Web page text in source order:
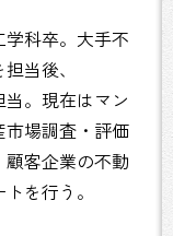
科卒。大手不
当後、
。現在はマン
市場調査・評価
客企業の不動
を行う。